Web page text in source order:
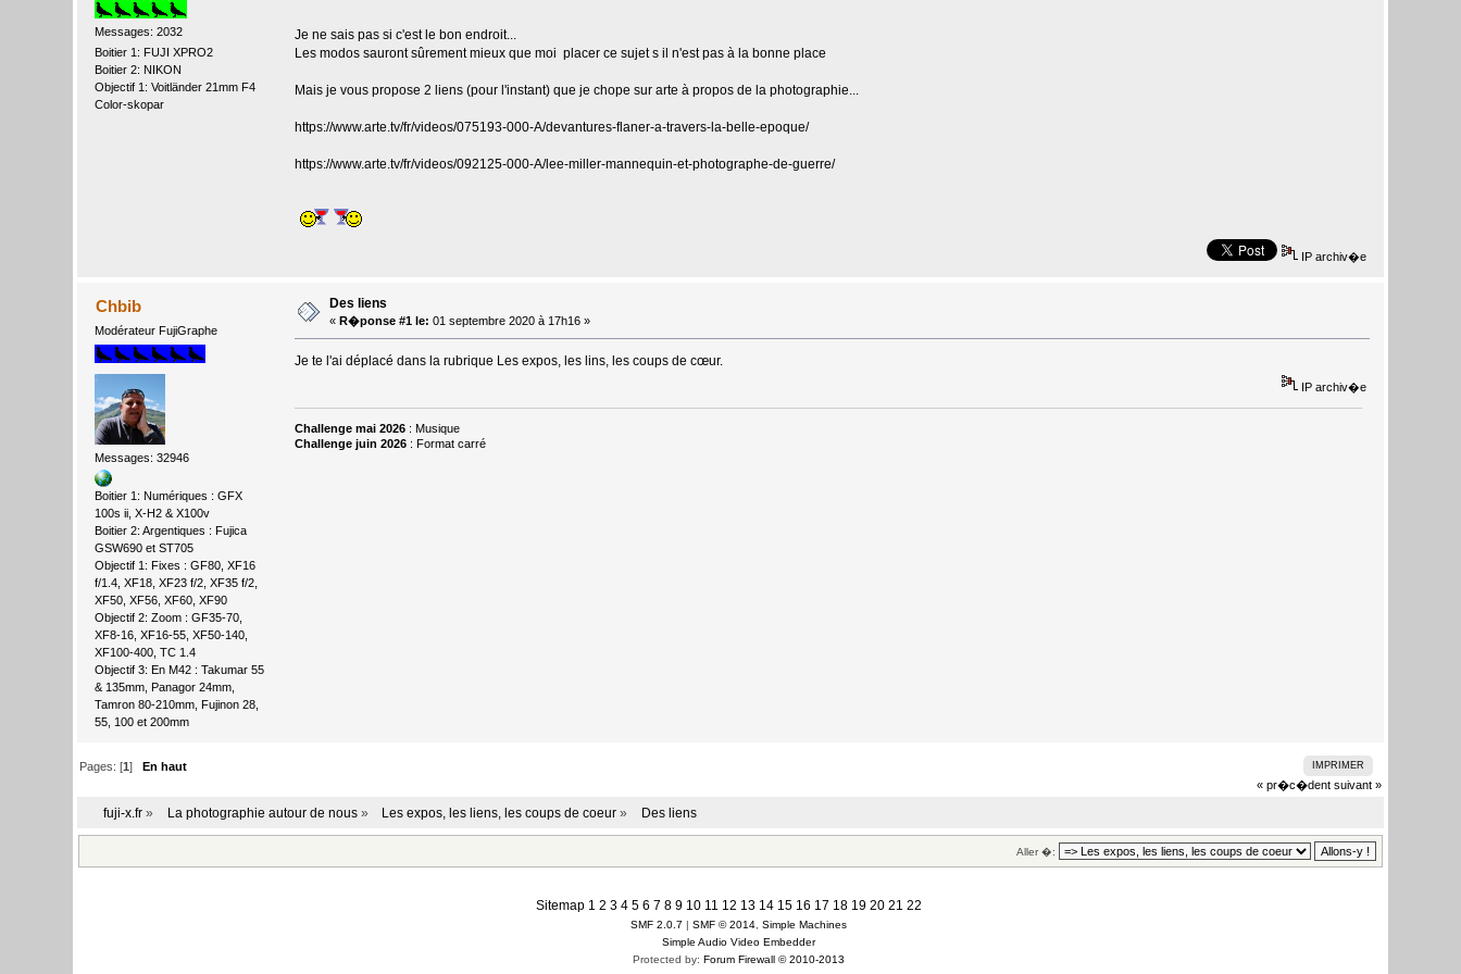
Messages: 2032
Boitier 1: FUJI XPRO2
Boitier 2: NIKON
Objectif 1: Voitländer 21mm F4
Color-skopar
Je ne sais pas si c'est le bon endroit...
Les modos sauront sûrement mieux que moi placer ce sujet s il n'est pas à la bonne place
Mais je vous propose 2 liens (pour l'instant) que je chope sur arte à propos de la photographie...
https://www.arte.tv/fr/videos/075193-000-A/devantures-flaner-a-travers-la-belle-epoque/
https://www.arte.tv/fr/videos/092125-000-A/lee-miller-mannequin-et-photographe-de-guerre/
IP archiv�e
Chbib
Modérateur FujiGraphe
Messages: 32946
Boitier 1: Numériques : GFX
100s ii, X-H2 & X100v
Boitier 2: Argentiques : Fujica
GSW690 et ST705
Objectif 1: Fixes : GF80, XF16
f/1.4, XF18, XF23 f/2, XF35 f/2,
XF50, XF56, XF60, XF90
Objectif 2: Zoom : GF35-70,
XF8-16, XF16-55, XF50-140,
XF100-400, TC 1.4
Objectif 3: En M42 : Takumar 55
& 135mm, Panagor 24mm,
Tamron 80-210mm, Fujinon 28,
55, 100 et 200mm
Des liens
«R�ponse #1 le: 01 septembre 2020 à 17h16 »
Je te l'ai déplacé dans la rubrique Les expos, les lins, les coups de cœur.
IP archiv�e
Challenge mai 2026: Musique
Challenge juin 2026: Format carré
IMPRIMER
Pages: [1]En haut
« pr�c�dent suivant »
fuji-x.fr » La photographie autour de nous» Les expos, les liens, les coups de coeur » Des liens
Aller �:
Sitemap 1 2 3 4 5 6 7 8 9 10 11 12 13 14 15 16 17 18 19 20 21 22
SMF 2.0.7 | SMF © 2014 Simple Machines
Simple Audio Video Embedder
Protected by: Forum Firewall © 2010-2013